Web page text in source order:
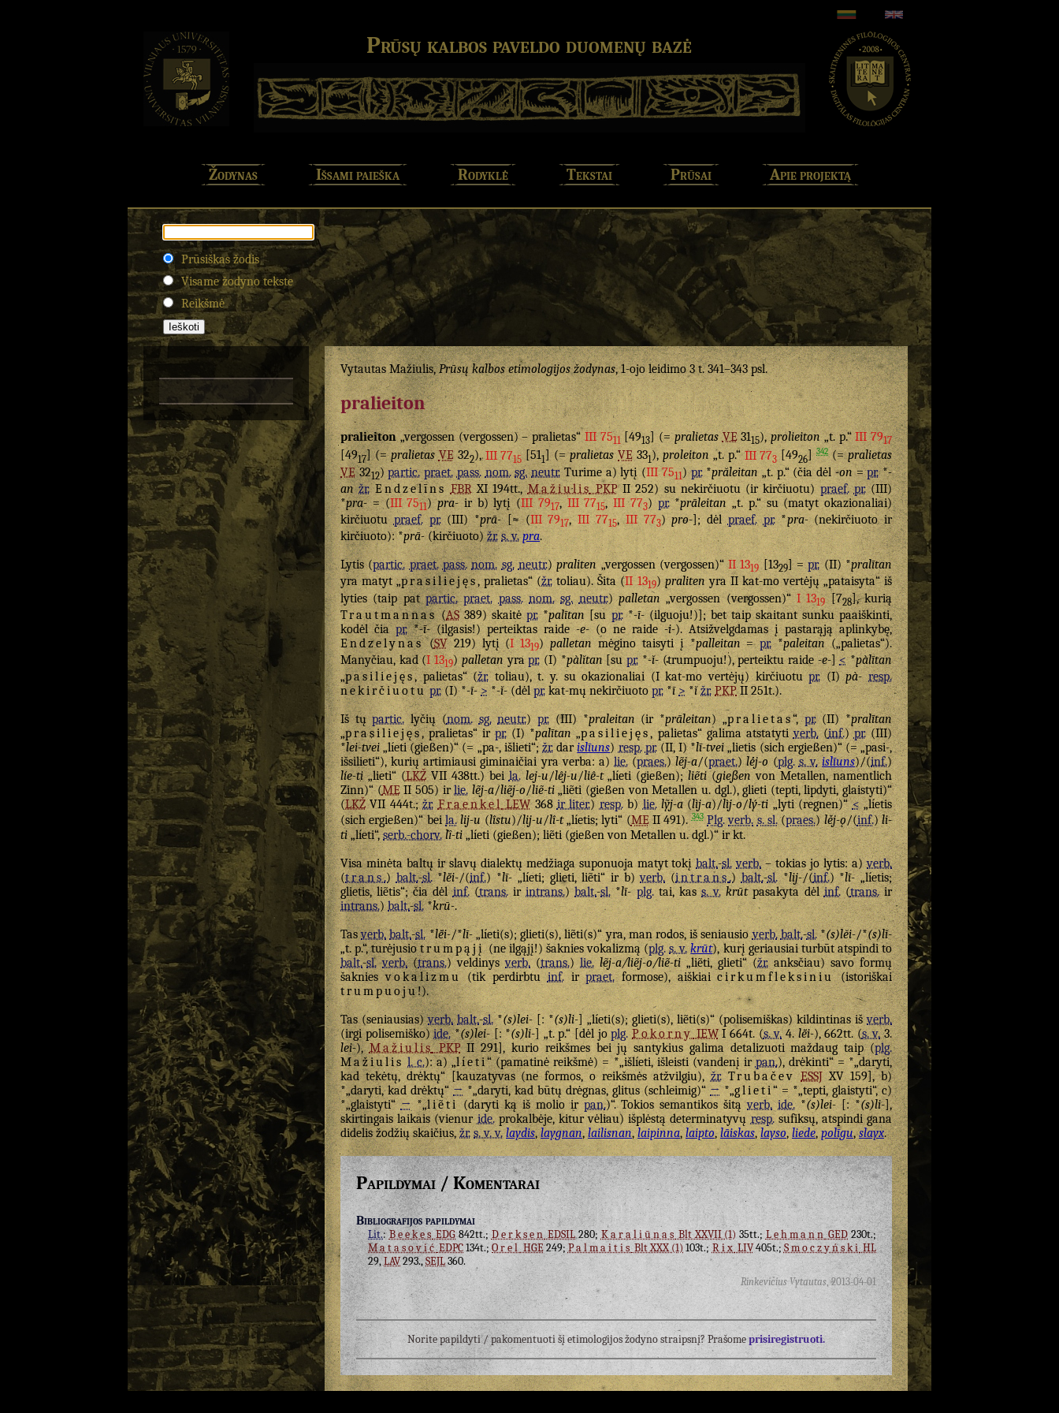
Prūsų kalbos paveldo duomenų bazė
Žodynas Išsami paieška Rodyklė Tekstai Prūsai Apie projektą
Prūsiškas žodis
Visame žodyno tekste
Reikšmė
Vytautas Mažiulis,Prūsų kalbos etimologijos žodynas, 1-ojo leidimo 3 t. 341–343 psl.
pralieiton
pralieiton„vergossen (vergossen) – pralietas“III 7511[4913] (=pralietas VE3115),prolieiton„t. p.“III 7917
[4917] (=pralietas VE322),III 7715[511] (=pralietas VE331),proleiton„t. p.“III 773[4926]342(=pralietas
VE3212)partic. praet. pass. nom. sg. neutr.Turime a) lytį (III 7511)pr.*prăleitan„t. p.“ (čia dėl-on=pr.*-
an žr. Endzelīns FBRXI 194tt.,MažiulisPKPII 252) su nekirčiuotu (ir kirčiuotu)praef. pr.(III)
*pra-= (III 7511)pra-ir b) lytį (III 7917,III 7715,III 773)pr.*prāleitan „t. p.“ su (matyt okazionaliai)
kirčiuotupraef. pr.(III) *prā-[≈ (III 7917,III 7715,III 773)pro-]; dėlpraef. pr.*pra-(nekirčiuoto ir
kirčiuoto): *prā-(kirčiuoto)žr. s. v. pra.
Lytis (partic. praet. pass. nom. sg. neutr.)praliten„vergossen (vergossen)“II 1319[1329] =pr.(II) *pralītan
yra matyt „prasiliejęs, pralietas“ (žr.toliau). Šita (II 1319)pralitenyra II kat-mo vertėjų „pataisyta“ iš
lyties (taip patpartic. praet. pass. nom. sg. neutr.)palletan„vergossen (vergossen)“I 1319[728], kurią
Trautmannas(AS389) skaitėpr.*palītan [supr.*-ī-(ilguoju!)]; bet taip skaitant sunku paaiškinti,
kodėl čiapr.*-ī-(ilgasis!) perteiktas raide-e-(o ne raide-i-). Atsižvelgdamas į pastarąją aplinkybę,
Endzelynas(SV219) lytį (I 1319)palletanmėgino taisyti į *palleitan=pr.*paleitan(„palietas“).
Manyčiau, kad (I 1319)palletanyrapr. (I) *pàlĭtan[supr.*-ĭ-(trumpuoju!), perteiktu raide-e-]<*pàlītan
„pasiliejęs, palietas“ (žr.toliau), t. y. su okazionaliai (I kat-mo vertėjų) kirčiuotupr.(I)pà- resp.
nekirčiuotu pr.(I) *-ī- >*-ĭ-(dėlpr.kat-mų nekirčiuotopr.*ī >*ĭ žr. PKPII 251t.).
Iš tųpartic.lyčių (nom. sg. neutr.)pr.(III) *praleitan (ir *prāleitan) „pralietas“,pr.(II) *pralītan
„prasiliejęs, pralietas“ irpr.(I) *palītan„pasiliejęs, palietas“ galima atstatytiverb.(inf.)pr.(III)
*lei-tvei„líeti (gießen)“ (= „pa-, išlieti“;žr.darislīuns) resp. pr.(II, I) *lī-tvei„lietis (sich ergießen)“ (= „pasi-,
išsilieti“), kurių artimiausi giminaičiai yra verba: a)lie.(praes.)lẽj-a/(praet.)lė́j-o(plg. s. v. islīuns)/(inf.)
líe-ti„lieti“ (LKŽVII 438tt.) beila. lej-u/lêj-u/liê-t„líeti (gießen);liẽti(gießenvon Metallen, namentlich
Zinn)“ (MEII 505) irlie. lẽj-a/liẽj-o/liẽ-ti„liẽti (gießen von Metallen u. dgl.), glieti (tepti, lipdyti, glaistyti)“
(LKŽVII 444t.;žr. FraenkelLEW368ir liter.)resp.b)lie. lỹj-a(lìj-a)/lìj-o/lý-ti„lyti (regnen)“<„líetis
(sich ergießen)“ beila. lij-u(lîstu)/lij-u/lî-t„líetis; lyti“ (MEII 491).343 Plg. verb. s. sl.(praes.)lěj-ǫ/(inf.)li-
ti„líeti“,serb.-chorv. lȉ-ti„líeti (gießen); liẽti (gießen von Metallen u. dgl.)“ ir kt.
Visa minėta baltų ir slavų dialektų medžiaga suponuoja matyt tokįbalt.-sl. verb.– tokias jo lytis: a)verb.
(trans.) balt.-sl.*lē̆i-/(inf.) *lī-„líeti; glieti, liẽti“ ir b)verb.(intrans.)balt.-sl.*lij-/(inf.) *lī-„líetis;
glietis, liẽtis“; čia dėlinf.(trans.irintrans.)balt.-sl.*lī- plg.tai, kass. v. krūtpasakyta dėlinf.(trans.ir
intrans.)balt.-sl.*krū-.
Tasverb. balt.-sl.*lē̆i-/*lī-„líeti(s); glieti(s), liẽti(s)“ yra, man rodos, iš seniausioverb. balt.-sl.*(s)lĕi-/*(s)lĭ-
„t. p.“, turėjusiotrumpąjį(ne ilgąjį!) šaknies vokalizmą (plg. s. v. krūt), kurį geriausiai turbūt atspindi to
balt.-sl. verb.(trans.) veldinysverb.(trans.)lie. lẽj-a/liẽj-o/liẽ-ti„liẽti, glieti“ (žr. anksčiau) savo formų
šakniesvokalizmu(tik perdirbtuinf.irpraet.formose), aiškiaicirkumfleksiniu(istoriškai
trumpuoju!).
Tas (seniausias)verb. balt.-sl.*(s)lei-[: *(s)li-] „líeti(s); glieti(s), liẽti(s)“ (polisemiškas) kildintinas išverb.
(irgi polisemiško)ide.*(s)lei-[: *(s)li-] „t. p.“ [dėl joplg. PokornyIEWI 664t. (s. v.4.lē̆i-), 662tt. (s. v.3.
lei-),MažiulisPKPII 291], kurio reikšmes bei jų santykius galima detalizuoti maždaug taip (plg.
Mažiulis l. c.): a) „líeti“ (pamatinė reikšmė) = *„išlíeti, išleisti (vandenį irpan.), drėkinti“ = *„daryti,
kad tekėtų, drėktų“ [kauzatyvas (ne formos, o reikšmės atžvilgiu),žr. Trubačev ESSJXV 159], b)
*„daryti, kad drėktų“→*„daryti, kad būtų drėgnas, glitus (schleimig)“→*„glieti“ = *„tepti, glaistyti“, c)
*„glaistyti“→*„liẽti(daryti ką iš molio irpan.)“. Tokios semantikos šitąverb. ide.*(s)lei-[: *(s)li-],
skirtingais laikais (vienuride.prokalbėje, kitur vėliau) išplėstą determinatyvųresp.sufiksų, atspindi gana
didelis žodžių skaičius,žr. s. v. v. laydis,laygnan, lailisnan,laipinna,laipto,lāiskas,layso,liede, polīgu,slayx.
Papildymai / Komentarai
Bibliografijos papildymai
Lit.:BeekesEDG842tt.;DerksenEDSIL280; Karaliūnas Blt XXVII (1) 35tt.; LehmannGED230t.;
MatasovićEDPC134t.;OrelHGE249;PalmaitisBlt XXX (1)103t.;Rix LIV405t.;SmoczyńskiHL
29,LAV293.,SEJL360.
Rinkevičius Vytautas ,2013-04-01
Norite papildyti / pakomentuoti šį etimologijos žodyno straipsnį? Prašomeprisiregistruoti.